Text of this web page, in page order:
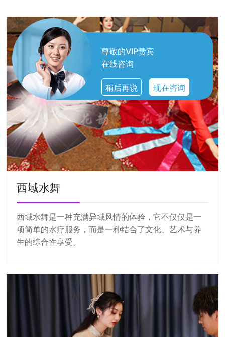
尊敬的VIP贵宾
在线咨询
稍后再说 现在咨询
西域水舞
西域水舞是一种充满异域风情的体验，它不仅仅是一
项简单的水疗服务，而是一种结合了文化、艺术与养
生的综合性享受。